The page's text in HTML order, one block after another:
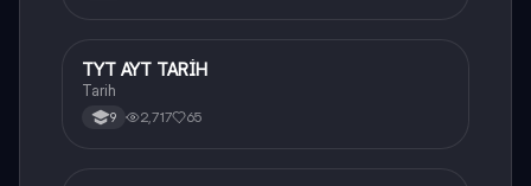
Tarih
TYT AYT TARİH
Tarih
9 2,717 65